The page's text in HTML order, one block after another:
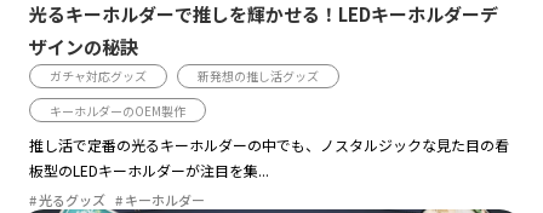
光るキーホルダーで推しを輝かせる！LEDキーホルダーデ
ザインの秘訣
ガチャ対応グッズ
新発想の推し活グッズ
キーホルダーのOEM製作
推し活で定番の光るキーホルダーの中でも、ノスタルジックな見た目の看
板型のLEDキーホルダーが注目を集...
光るグッズ キーホルダー